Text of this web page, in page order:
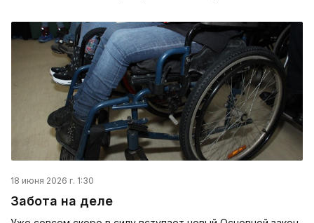
18 июня 2026 г. 1:30
Забота на деле